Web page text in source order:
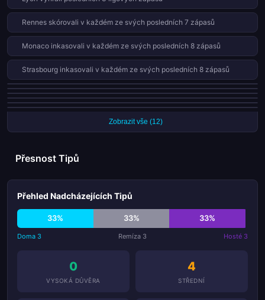
toho, co se odehrálo na trávě v této rozhodující fázi sezony.
Rennes skórovali v každém ze svých posledních 7 zápasů
Monaco inkasovali v každém ze svých posledních 8 zápasů
Strasbourg inkasovali v každém ze svých posledních 8 zápasů
Angers nevyhráli 5 ligových zápasů v řadě
Stade Brestois 29 nevyhráli 5 ligových zápasů v řadě
Metz prohráli 11 z 17 domácích zápasů (65%)
Lille jsou neporažení v posledních 4 ligových zápasech
Nantes prohráli 10 z 16 domácích zápasů (63%)
Zobrazit vše (12)
Přesnost Tipů
Přehled Nadcházejících Tipů
33% 33% 33%
Doma 3 Remíza 3 Hosté 3
0
VYSOKÁ DŮVĚRA
4
STŘEDNÍ